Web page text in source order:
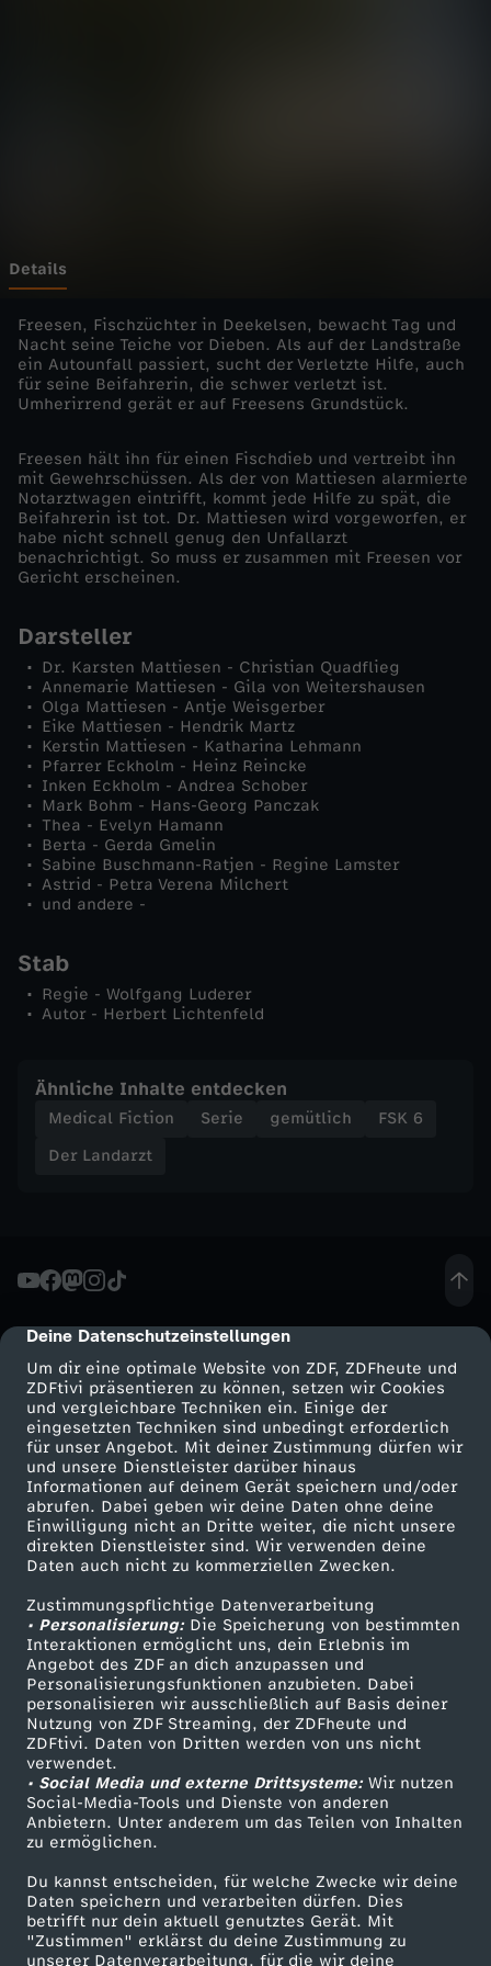
cmp-dialog-description
Deine Datenschutzeinstellungen
Um dir eine optimale Website von ZDF, ZDFheute und
ZDFtivi präsentieren zu können, setzen wir Cookies
und vergleichbare Techniken ein. Einige der
eingesetzten Techniken sind unbedingt erforderlich
für unser Angebot. Mit deiner Zustimmung dürfen wir
und unsere Dienstleister darüber hinaus
Informationen auf deinem Gerät speichern und/oder
abrufen. Dabei geben wir deine Daten ohne deine
Einwilligung nicht an Dritte weiter, die nicht unsere
direkten Dienstleister sind. Wir verwenden deine
Daten auch nicht zu kommerziellen Zwecken.
Zustimmungspflichtige Datenverarbeitung
• Personalisierung:Die Speicherung von bestimmten
Interaktionen ermöglicht uns, dein Erlebnis im
Angebot des ZDF an dich anzupassen und
Personalisierungsfunktionen anzubieten. Dabei
personalisieren wir ausschließlich auf Basis deiner
Nutzung von ZDF Streaming, der ZDFheute und
ZDFtivi. Daten von Dritten werden von uns nicht
verwendet.
• Social Media und externe Drittsysteme:Wir nutzen
Social-Media-Tools und Dienste von anderen
Anbietern. Unter anderem um das Teilen von Inhalten
zu ermöglichen.
Du kannst entscheiden, für welche Zwecke wir deine
Daten speichern und verarbeiten dürfen. Dies
betrifft nur dein aktuell genutztes Gerät. Mit
"Zustimmen" erklärst du deine Zustimmung zu
unserer Datenverarbeitung, für die wir deine
U
n
t
r
l
a
s
s
e
n
e
H
i
l
e
l
i
s
t
u
n
g
Details
Freesen, Fischzüchter in Deekelsen, bewacht Tag und
Nacht seine Teiche vor Dieben. Als auf der Landstraße
ein Autounfall passiert, sucht der Verletzte Hilfe, auch
für seine Beifahrerin, die schwer verletzt ist.
Umherirrend gerät er auf Freesens Grundstück.
Freesen hält ihn für einen Fischdieb und vertreibt ihn
mit Gewehrschüssen. Als der von Mattiesen alarmierte
Notarztwagen eintrifft, kommt jede Hilfe zu spät, die
Beifahrerin ist tot. Dr. Mattiesen wird vorgeworfen, er
habe nicht schnell genug den Unfallarzt
benachrichtigt. So muss er zusammen mit Freesen vor
Gericht erscheinen.
Darsteller
Dr. Karsten Mattiesen - Christian Quadflieg
Annemarie Mattiesen - Gila von Weitershausen
Olga Mattiesen - Antje Weisgerber
Eike Mattiesen - Hendrik Martz
Kerstin Mattiesen - Katharina Lehmann
Pfarrer Eckholm - Heinz Reincke
Inken Eckholm - Andrea Schober
Mark Bohm - Hans-Georg Panczak
Thea - Evelyn Hamann
Berta - Gerda Gmelin
Sabine Buschmann-Ratjen - Regine Lamster
Astrid - Petra Verena Milchert
und andere -
Stab
Regie - Wolfgang Luderer
Autor - Herbert Lichtenfeld
Ähnliche Inhalte entdecken
Medical Fiction Serie gemütlich
FSK 6
Der Landarzt
Mehr ZDF
ZDF-Apps
Smart TV
ZDFtext
Livestreams
Sendungen A-Z
TV-Programm
Service
ZDFmitreden
Kontakt zum ZDF
Tickets
Zuschauerservice
Hilfe
ZDF Unternehmen
Karriere
ZDF goes Schule
Werbefernsehen